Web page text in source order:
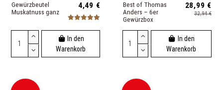
Gewürzbeutel
Muskatnuss ganz
4,49 €
In den
Warenkorb
Best of Thomas
Anders – 6er
Gewürzbox
28,99 €
32,94 €
In den
Warenkorb